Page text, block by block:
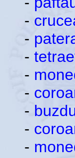
-
-
-
-
-
-
-
-